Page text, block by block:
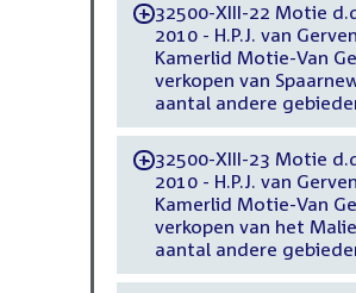
-32500-XIII-22 Motie
2010 - H.P.J. van
Kamerlid Motie-Van
verkopen van
aantal andere
-32500-XIII-23 Motie
2010 - H.P.J. van
Kamerlid Motie-Van
verkopen van het
aantal andere